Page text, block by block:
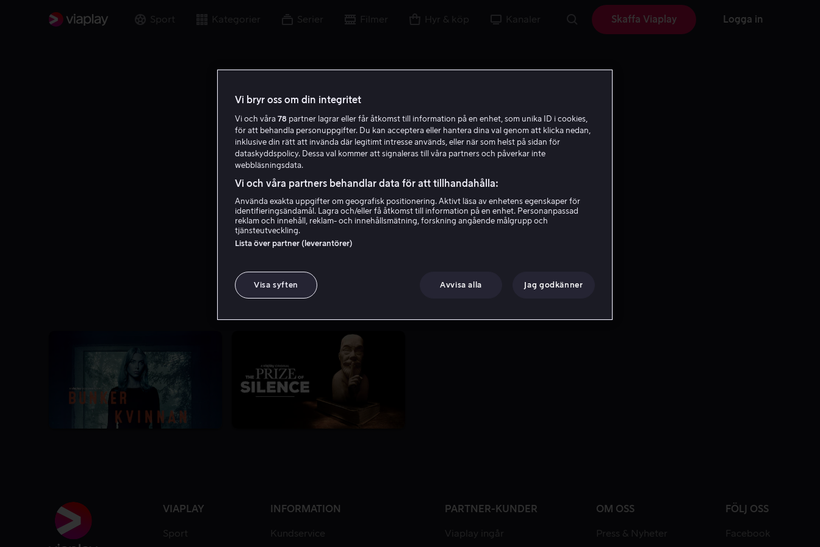
Sport Kategorier Serier Filmer Hyr & köp Kanaler Skaffa Viaplay Logga in
J K
Joel Karsberg
Regissör
1 Säsong
VIAPLAY
Sport
INFORMATION
Kundservice
PARTNER-KUNDER
Viaplay ingår
OM OSS
Press & Nyheter
FÖLJ OSS
Facebook
Vi bryr oss om din integritet
Vi och våra 78 partner lagrar eller får åtkomst till information på en enhet, som unika ID i cookies,
för att behandla personuppgifter. Du kan acceptera eller hantera dina val genom att klicka nedan,
inklusive din rätt att invända där legitimt intresse används, eller när som helst på sidan för
dataskyddspolicy. Dessa val kommer att signaleras till våra partners och påverkar inte
webbläsningsdata.
Vi och våra partners behandlar data för att tillhandahålla:
Använda exakta uppgifter om geografisk positionering. Aktivt läsa av enhetens egenskaper för
identifieringsändamål. Lagra och/eller få åtkomst till information på en enhet. Personanpassad
reklam och innehåll, reklam- och innehållsmätning, forskning angående målgrupp och
tjänsteutveckling.
Lista över partner (leverantörer)
Visa syften Avvisa alla Jag godkänner